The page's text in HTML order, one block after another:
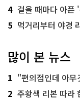
4 걸을 때마다 아픈 '
5 먹거리부터 야경
많이 본 뉴스
1 "편의점인데 아무것도
2 주황색 리본 따라 한